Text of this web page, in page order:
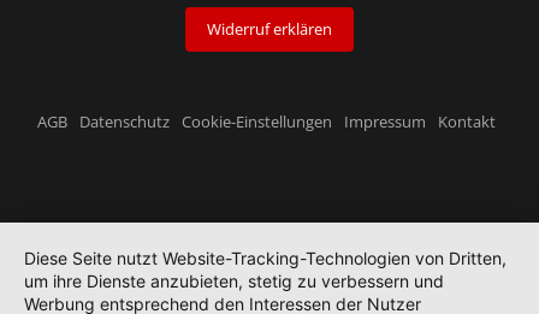
Widerruf erklären
AGB Datenschutz Cookie-Einstellungen Impressum Kontakt
Diese Seite nutzt Website-Tracking-Technologien von Dritten,
um ihre Dienste anzubieten, stetig zu verbessern und
Werbung entsprechend den Interessen der Nutzer